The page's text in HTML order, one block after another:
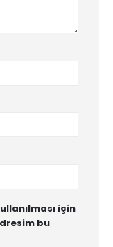
için
bu